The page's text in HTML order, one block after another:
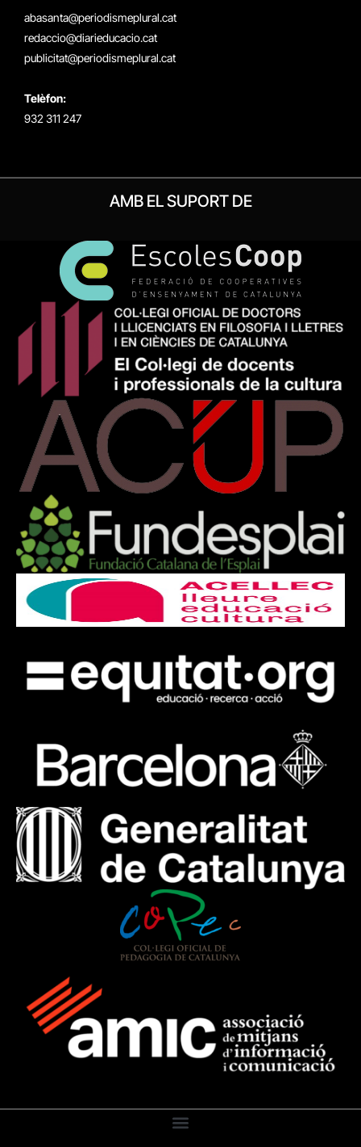
abasanta@periodismeplural.cat
redaccio@diarieducacio.cat
publicitat@periodismeplural.cat
Telèfon:
932 311 247
AMB EL SUPORT DE